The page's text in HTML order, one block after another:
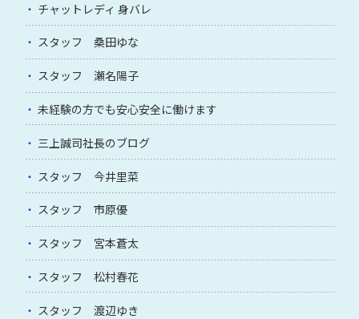
チャットレディ 身バレ
スタッフ 桑田ゆな
スタッフ 瀬名陽子
未経験の方でも安心安全に働けます
三上誠司社長のブログ
スタッフ 今井里菜
スタッフ 市原優
スタッフ 宮本蒼太
スタッフ 松村春花
スタッフ 渡辺ゆき